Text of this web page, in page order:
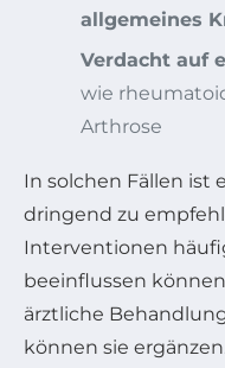
allgemeines
Verdacht auf
wie
Arthrose
In solchen Fällen ist
dringend zu
Interventionen
beeinflussen
ärztliche
können sie